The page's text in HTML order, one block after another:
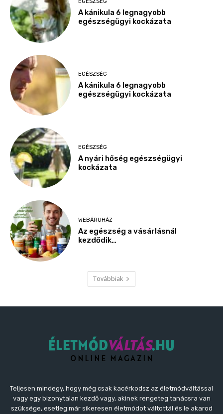
Teljesen mindegy, hogy még csak kacérkodsz az életmódváltással
vagy egy bizonytalan kezdő vagy, akinek rengeteg tanácsra van
szüksége, esetleg már sikeresen életmódot váltottál és le akarod